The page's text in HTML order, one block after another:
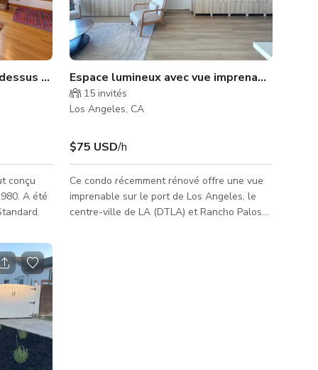
conférence privée, avec la possibi
du canal principal de navigation
conçu
A été
Espace lumineux avec vue imprenable sur la
15 invités
Los Angeles, CA
$75 USD/h
Ce condo récemment rénové offre une vue
imprenable sur le port de Los Angeles, le
centre-ville de LA (DTLA) et Rancho Palos